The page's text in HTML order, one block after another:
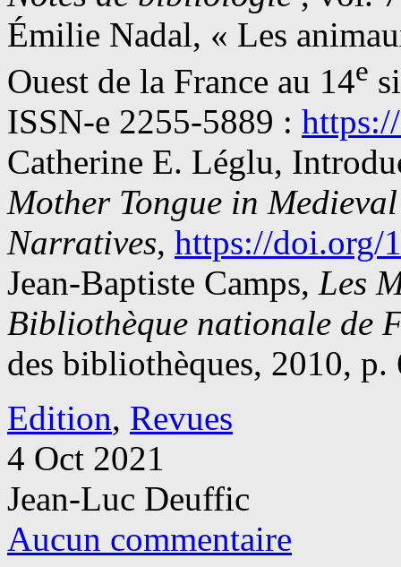
Émilie Nadal, « Les
Ouest de la France au 14e
ISSN-e 2255-5889 :
Catherine E. Léglu,
Mother Tongue in
Narratives, https://doi.org/
Jean-Baptiste Camps, Les
Bibliothèque nationale de
des bibliothèques, 2010, p.
Edition, Revues
4 Oct 2021
Jean-Luc Deuffic
Aucun commentaire